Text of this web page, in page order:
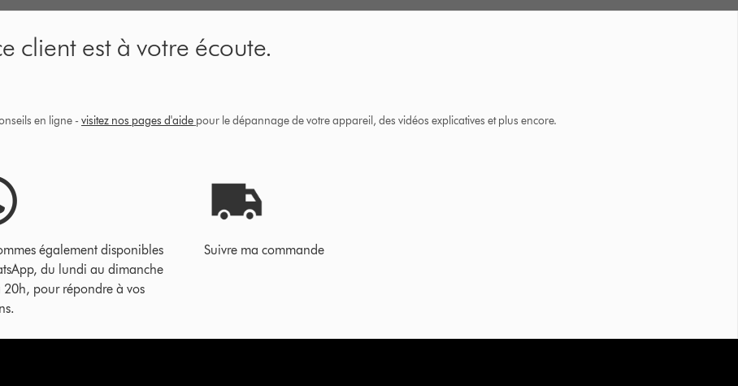
client est à votre écoute.
en ligne - visitez nos pages d'aide pour le dépannage de votre appareil, des vidéos explicatives et plus encore.
également disponibles
du lundi au dimanche
20h, pour répondre à vos
Suivre ma commande